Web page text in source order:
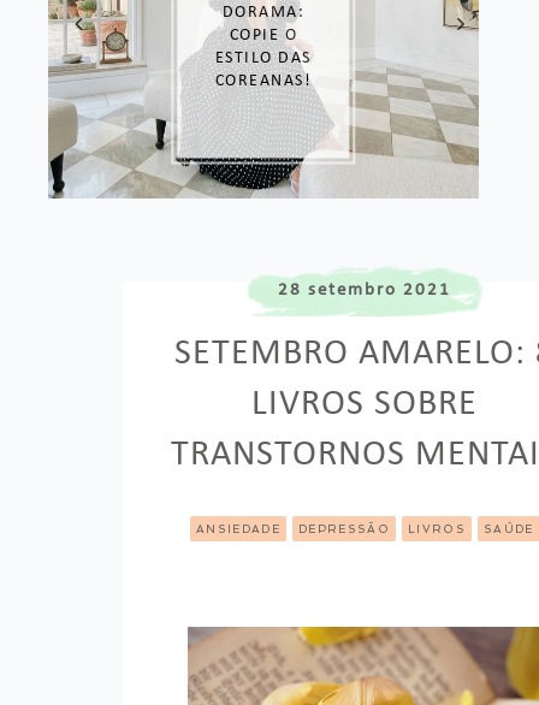
DORAMA:
COPIE O
ESTILO DAS
COREANAS!
28 setembro 2021
SETEMBRO AMARELO:
LIVROS SOBRE
TRANSTORNOS
ANSIEDADE DEPRESSÃO LIVROS SAÚDE